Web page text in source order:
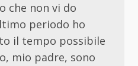
che non vi do
periodo ho
il tempo possibile
mio padre, sono